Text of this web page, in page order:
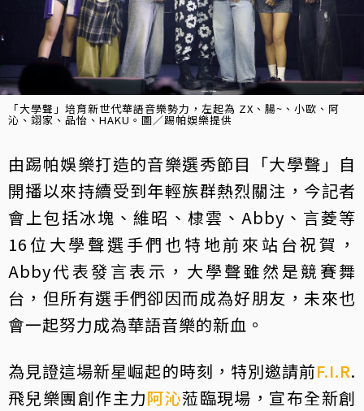
「大學聲」培育新世代華語音樂勢力，左起為 ZX、腸~、小歐、阿
沁、翊家、品怡、HAKU。圖／踢帕娛樂提供
由踢帕娛樂打造的音樂選秀節目「大學聲」自
開播以來持續受到年輕族群熱烈關注，今記者
會上包括冰塊、維昭、棣雲、Abby、言菱等
16位大學聲選手們也特地前來站台祝賀，
Abby代表發言表示，大學聲雖然是競賽舞
台，但所有選手們卻因而成為好朋友，未來也
會一起努力成為華語音樂的新血。
為見證這場新星崛起的時刻，特別邀請前F.I.R.
飛兒樂團創作主力阿沁蒞臨現場，宣布全新創